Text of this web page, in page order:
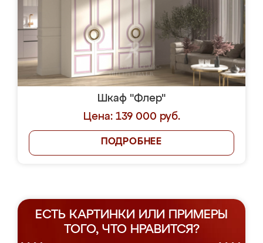
Шкаф "Флер"
Цена: 139 000 руб.
ПОДРОБНЕЕ
ЕСТЬ КАРТИНКИ ИЛИ ПРИМЕРЫ
ТОГО, ЧТО НРАВИТСЯ?